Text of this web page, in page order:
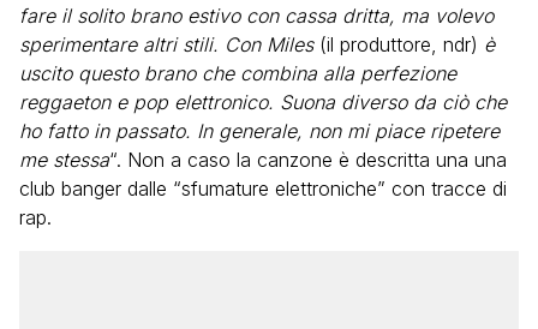
fare il solito brano estivo con cassa dritta, ma volevo
sperimentare altri stili. Con Miles(il produttore, ndr) è
uscito questo brano che combina alla perfezione
reggaeton e pop elettronico. Suona diverso da ciò che
ho fatto in passato. In generale, non mi piace ripetere
me stessa“. Non a caso la canzone è descritta una una
club banger dalle “sfumature elettroniche” con tracce di
rap.